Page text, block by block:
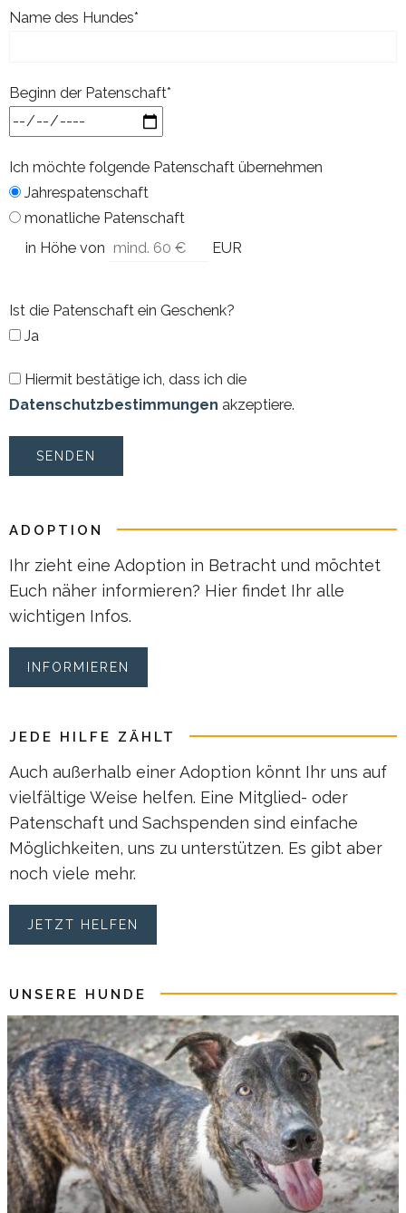
Name des Hundes*
Beginn der Patenschaft*
Ich möchte folgende Patenschaft übernehmen
Jahrespatenschaft
monatliche Patenschaft
in Höhe von
EUR
Ist die Patenschaft ein Geschenk?
Ja
Hiermit bestätige ich, dass ich die
Datenschutzbestimmungen akzeptiere.
ADOPTION
Ihr zieht eine Adoption in Betracht und möchtet
Euch näher informieren? Hier findet Ihr alle
wichtigen Infos.
INFORMIEREN
JEDE HILFE ZÄHLT
Auch außerhalb einer Adoption könnt Ihr uns auf
vielfältige Weise helfen. Eine Mitglied- oder
Patenschaft und Sachspenden sind einfache
Möglichkeiten, uns zu unterstützen. Es gibt aber
noch viele mehr.
JETZT HELFEN
UNSERE HUNDE